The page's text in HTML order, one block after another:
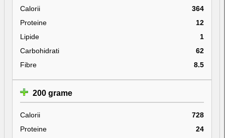
Calorii
364
Proteine
12
Lipide
1
Carbohidrati
62
Fibre
8.5
200 grame
Calorii
728
Proteine
24